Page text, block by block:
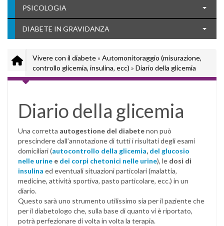
PSICOLOGIA
DIABETE IN GRAVIDANZA
Vivere con il diabete» Automonitoraggio (misurazione,
controllo glicemia, insulina, ecc) » Diario della glicemia
Diario della glicemia
Una corretta autogestione del diabetenon può
prescindere dall’annotazione di tutti i risultati degli esami
domiciliari (autocontrollo della glicemia, del glucosio
nelle urine e dei corpi chetonici nelle urine), le dosi di
insulina ed eventuali situazioni particolari (malattia,
medicine, attività sportiva, pasto particolare, ecc.) in un
diario.
Questo sarà uno strumento utilissimo sia per il paziente che
per il diabetologo che, sulla base di quanto vi è riportato,
potrà perfezionare di volta in volta la terapia.